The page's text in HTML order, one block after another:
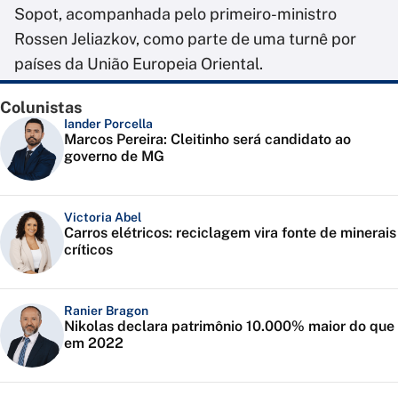
Sopot, acompanhada pelo primeiro-ministro
Rossen Jeliazkov, como parte de uma turnê por
países da União Europeia Oriental.
Colunistas
Iander Porcella
Marcos Pereira: Cleitinho será candidato ao
governo de MG
Victoria Abel
Carros elétricos: reciclagem vira fonte de minerais
críticos
Ranier Bragon
Nikolas declara patrimônio 10.000% maior do que
em 2022